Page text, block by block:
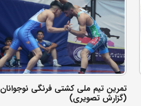
تمرین تیم ملی کشتی فرنگی نوجوانان
(گزارش تصویری)